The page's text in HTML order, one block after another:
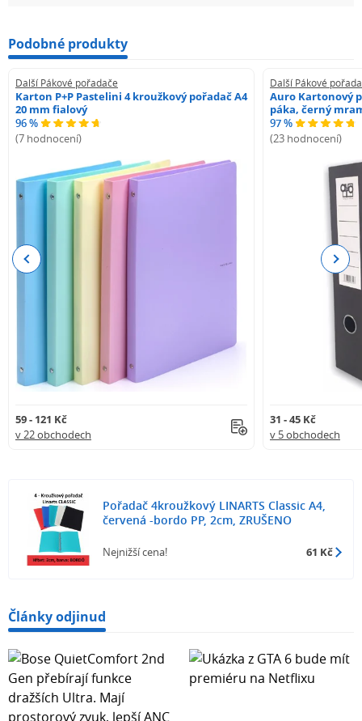
Podobné produkty
Další Pákové pořadače
Karton P+P Pastelini 4 kroužkový pořadač A4
20 mm fialový
96 %
(7 hodnocení)
59 - 121 Kč
v 22 obchodech
Další Pákové
Auro Kartonový
páka, černý
97 %
(23 hodnocení)
31 - 45 Kč
v 5 obchodech
Previous Next
Pořadač 4kroužkový LINARTS Classic A4,
červená -bordo PP, 2cm, ZRUŠENO
Nejnižší cena! 61 Kč
Články odjinud